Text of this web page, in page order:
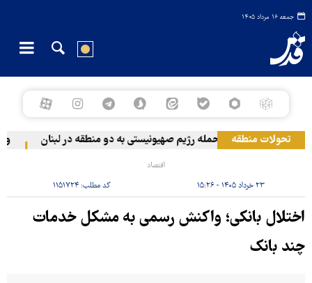
جمعه ۱۶ مرداد ۱۴۰۵
تحولات منطقه حمله رژیم صهیونیستی به دو منطقه در لبنان
اقتصاد
۲۳ خرداد ۱۴۰۵ - ۱۵:۲۶ کد مطلب:۱۱۵۱۷۲۴
اختلال بانکی؛ واکنش رسمی به مشکل خدمات
چند بانک